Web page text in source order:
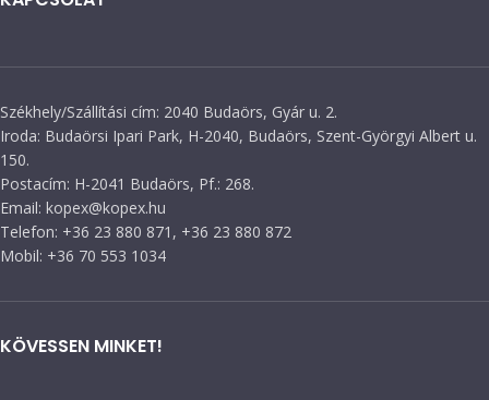
Székhely/Szállítási cím: 2040 Budaörs, Gyár u. 2.
Iroda: Budaörsi Ipari Park, H-2040, Budaörs, Szent-Györgyi Albert u.
150.
Postacím: H-2041 Budaörs, Pf.: 268.
Email: kopex@kopex.hu
Telefon: +36 23 880 871, +36 23 880 872
Mobil: +36 70 553 1034
KÖVESSEN MINKET!